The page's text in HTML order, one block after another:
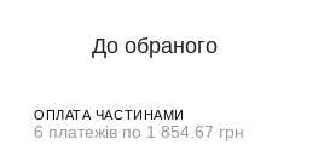
До обраного
ОПЛАТА ЧАСТИНАМИ
6 платежів по 1 854.67 грн